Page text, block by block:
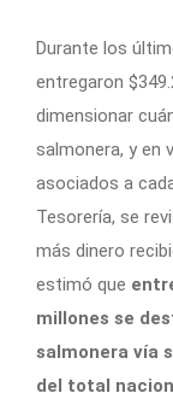
Durante los
entregaron
dimensionar
salmonera, y en
asociados a
Tesorería, se
más dinero
estimó que
millones se
salmonera vía
del total